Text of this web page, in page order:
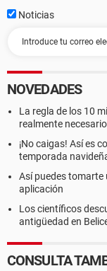
Noticias
NOVEDADES
La regla de los 10
realmente
¡No caigas! Así es
temporada
Así puedes tomarte
aplicación
Los científicos
antigüedad en
CONSULTA